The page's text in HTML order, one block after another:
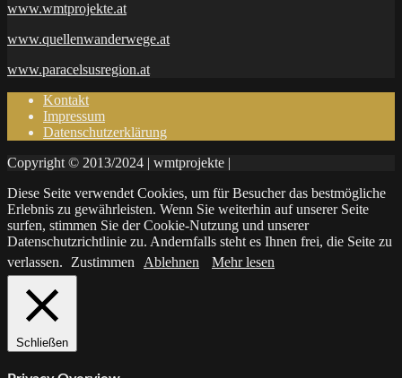
www.wmtprojekte.at
www.quellenwanderwege.at
www.paracelsusregion.at
Kontakt
Impressum
Datenschutzerklärung
Copyright © 2013/2024 | wmtprojekte |
Diese Seite verwendet Cookies, um für Besucher das bestmögliche
Erlebnis zu gewährleisten. Wenn Sie weiterhin auf unserer Seite
surfen, stimmen Sie der Cookie-Nutzung und unserer
Datenschutzrichtlinie zu. Andernfalls steht es Ihnen frei, die Seite zu
verlassen.
Zustimmen Ablehnen Mehr lesen
Schließen